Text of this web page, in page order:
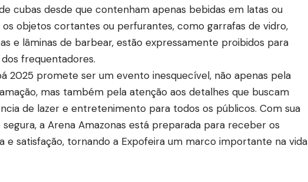
cubas desde que contenham apenas bebidas em latas ou
os objetos cortantes ou perfurantes, como garrafas de vidro,
e lâminas de barbear, estão expressamente proibidos para
frequentadores.
2025 promete ser um evento inesquecível, não apenas pela
mas também pela atenção aos detalhes que buscam
de lazer e entretenimento para todos os públicos. Com sua
a Arena Amazonas está preparada para receber os
e satisfação, tornando a Expofeira um marco importante na vida